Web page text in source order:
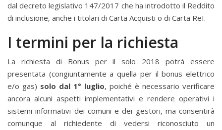
dal decreto legislativo 147/2017 che ha introdotto il Reddito
di inclusione, anche i titolari di Carta Acquisti o di Carta ReI.
I termini per la richiesta
La richiesta di Bonus per il solo 2018 potrà essere
presentata (congiuntamente a quella per il bonus elettrico
e/o gas) solo dal 1° luglio, poiché è necessario verificare
ancora alcuni aspetti implementativi e rendere operativi i
sistemi informativi dei comuni e dei gestori, ma consentirà
comunque al richiedente di vedersi riconosciuto un